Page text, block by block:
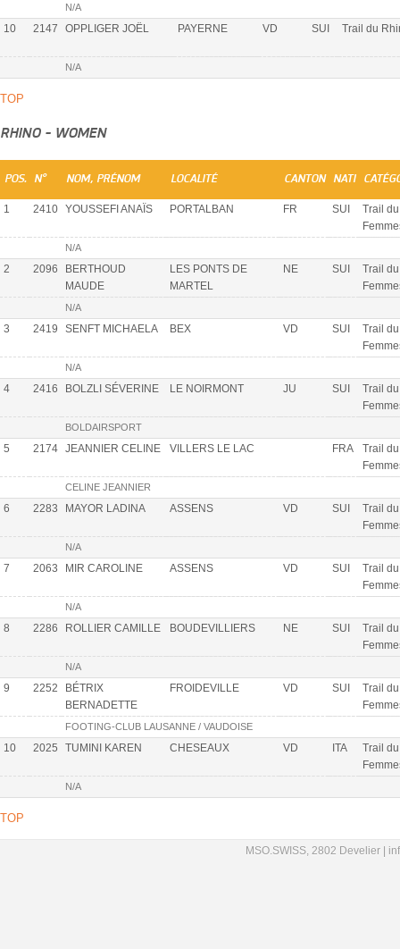
N/A
10 2147 OPPLIGER JOËL PAYERNE VD SUI Trail du
N/A
TOP
RHINO - WOMEN
POS. N° NOM, PRÉNOM LOCALITÉ CANTON NATI
1 2410 YOUSSEFI ANAÏS PORTALBAN FR SUI
Trail
N/A
2 2096
BERTHOUD
MAUDE
LES PONTS DE
MARTEL
NE SUI
Trail
N/A
3 2419 SENFT MICHAELA BEX VD SUI
Trail
N/A
4 2416 BOLZLI SÉVERINE LE NOIRMONT JU SUI
Trail
BOLDAIRSPORT
5 2174 JEANNIER CELINE VILLERS LE LAC FRA
Trail
CELINE JEANNIER
6 2283 MAYOR LADINA ASSENS VD SUI
Trail
N/A
7 2063 MIR CAROLINE ASSENS VD SUI
Trail
N/A
8 2286 ROLLIER CAMILLE BOUDEVILLIERS NE SUI
Trail
N/A
9 2252
BÉTRIX
BERNADETTE
FROIDEVILLE VD SUI
Trail
FOOTING-CLUB LAUSANNE / VAUDOISE
10 2025 TUMINI KAREN CHESEAUX VD ITA
Trail
N/A
TOP
MSO.SWISS, 2802 Develier |